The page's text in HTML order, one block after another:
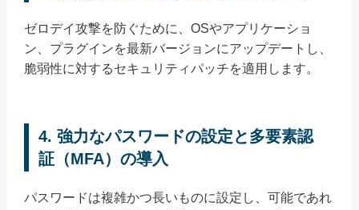
ゼロデイ攻撃を防ぐために、OSやアプリケーショ
ン、プラグインを最新バージョンにアップデートし、
脆弱性に対するセキュリティパッチを適用します。
4. 強力なパスワードの設定と多要素認
証（MFA）の導入
パスワードは複雑かつ長いものに設定し、可能であれ